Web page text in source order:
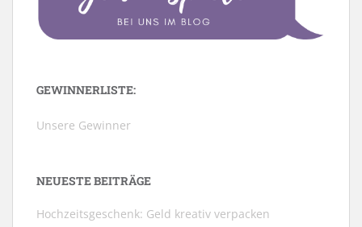
GEWINNERLISTE:
Unsere Gewinner
NEUESTE BEITRÄGE
Hochzeitsgeschenk: Geld kreativ verpacken